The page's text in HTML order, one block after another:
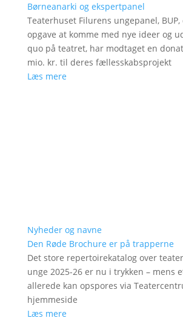
Børneanarki og ekspertpanel
Teaterhuset Filurens ungepanel,
opgave at komme med nye ideer og
quo på teatret, har modtaget en
mio. kr. til deres fællesskabsprojekt
Læs mere
Nyheder og navne
Den Røde Brochure er på trapperne
Det store repertoirekatalog over
unge 2025-26 er nu i trykken – mens
allerede kan opspores via
hjemmeside
Læs mere